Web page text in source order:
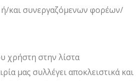
και συνεργαζόμενων φορέων/
χρήστη στην λίστα
μας συλλέγει αποκλειστικά και